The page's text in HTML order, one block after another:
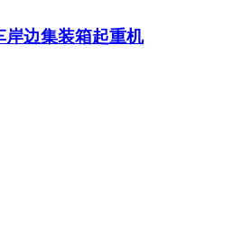
岸边集装箱起重机